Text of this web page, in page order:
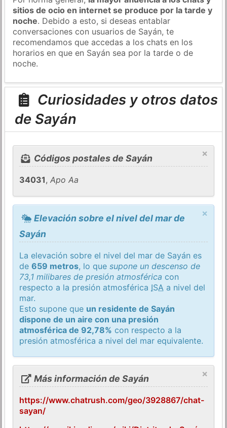
sitios de ocio en internet se produce por la tarde y
noche. Debido a esto, si deseas entablar
conversaciones con usuarios de Sayán, te
recomendamos que accedas a los chats en los
horarios en que en Sayán sea por la tarde o de
noche.
Curiosidades y otros datos
de Sayán
×
Códigos postales de Sayán
34031,Apo Aa
×
Elevación sobre el nivel del mar de
Sayán
La elevación sobre el nivel del mar de Sayán es
de659 metros, lo quesupone un descenso de
73,1 milibares de presión atmosférica con
respecto a la presión atmosférica ISA a nivel del
mar.
Esto supone que un residente de Sayán
dispone de un aire con una presión
atmosférica de 92,78% con respecto a la
presión atmosférica a nivel del mar equivalente.
×
Más información de Sayán
https://www.chatrush.com/geo/3928867/chat-
sayan/